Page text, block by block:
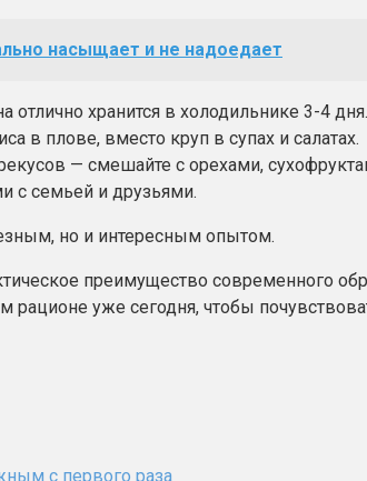
насыщает и не надоедает
отлично хранится в холодильнике 3-4 дня.
в плове, вместо круп в супах и салатах.
— смешайте с орехами,
с семьей и друзьями.
но и интересным опытом.
преимущество современного
рационе уже сегодня, чтобы
с первого раза